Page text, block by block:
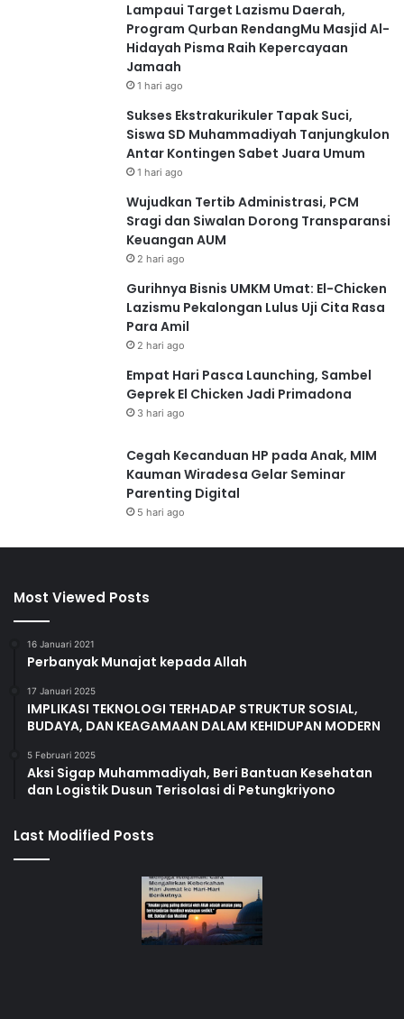
Lampaui Target Lazismu Daerah,
Program Qurban RendangMu Masjid Al-
Hidayah Pisma Raih Kepercayaan
Jamaah
1 hari ago
Sukses Ekstrakurikuler Tapak Suci,
Siswa SD Muhammadiyah Tanjungkulon
Antar Kontingen Sabet Juara Umum
1 hari ago
Wujudkan Tertib Administrasi, PCM
Sragi dan Siwalan Dorong Transparansi
Keuangan AUM
2 hari ago
Gurihnya Bisnis UMKM Umat: El-Chicken
Lazismu Pekalongan Lulus Uji Cita Rasa
Para Amil
2 hari ago
Empat Hari Pasca Launching, Sambel
Geprek El Chicken Jadi Primadona
3 hari ago
Cegah Kecanduan HP pada Anak, MIM
Kauman Wiradesa Gelar Seminar
Parenting Digital
5 hari ago
Most Viewed Posts
16 Januari 2021
Perbanyak Munajat kepada Allah
17 Januari 2025
IMPLIKASI TEKNOLOGI TERHADAP STRUKTUR SOSIAL,
BUDAYA, DAN KEAGAMAAN DALAM KEHIDUPAN MODERN
5 Februari 2025
Aksi Sigap Muhammadiyah, Beri Bantuan Kesehatan
dan Logistik Dusun Terisolasi di Petungkriyono
Last Modified Posts